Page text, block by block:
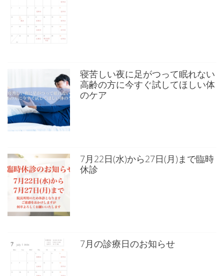
寝苦しい夜に足がつって眠れない
高齢の方に今すぐ試してほしい体
のケア
7月22日(水)から27日(月)まで臨時
休診
7月の診療日のお知らせ